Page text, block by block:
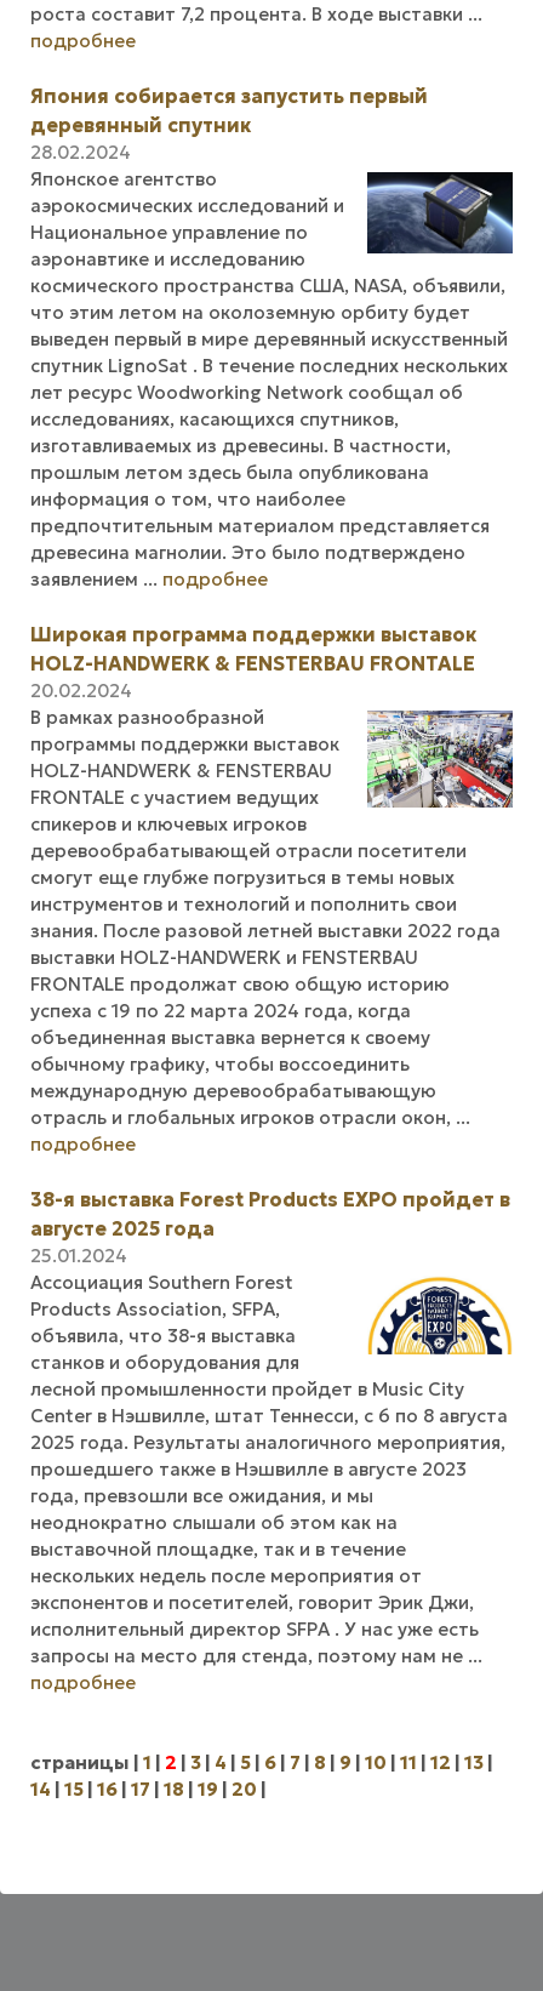
роста составит 7,2 процента. В ходе выставки ...
подробнее
Япония собирается запустить первый
деревянный спутник
28.02.2024
Японское агентство
аэрокосмических исследований и
Национальное управление по
аэронавтике и исследованию
космического пространства США, NASA, объявили,
что этим летом на околоземную орбиту будет
выведен первый в мире деревянный искусственный
спутник LignoSat . В течение последних нескольких
лет ресурс Woodworking Network сообщал об
исследованиях, касающихся спутников,
изготавливаемых из древесины. В частности,
прошлым летом здесь была опубликована
информация о том, что наиболее
предпочтительным материалом представляется
древесина магнолии. Это было подтверждено
заявлением ... подробнее
Широкая программа поддержки выставок
HOLZ-HANDWERK & FENSTERBAU FRONTALE
20.02.2024
В рамках разнообразной
программы поддержки выставок
HOLZ-HANDWERK & FENSTERBAU
FRONTALE с участием ведущих
спикеров и ключевых игроков
деревообрабатывающей отрасли посетители
смогут еще глубже погрузиться в темы новых
инструментов и технологий и пополнить свои
знания. После разовой летней выставки 2022 года
выставки HOLZ-HANDWERK и FENSTERBAU
FRONTALE продолжат свою общую историю
успеха с 19 по 22 марта 2024 года, когда
объединенная выставка вернется к своему
обычному графику, чтобы воссоединить
международную деревообрабатывающую
отрасль и глобальных игроков отрасли окон, ...
подробнее
38-я выставка Forest Products EXPO пройдет в
августе 2025 года
25.01.2024
Ассоциация Southern Forest
Products Association, SFPA,
объявила, что 38-я выставка
станков и оборудования для
лесной промышленности пройдет в Music City
Center в Нэшвилле, штат Теннесси, с 6 по 8 августа
2025 года. Результаты аналогичного мероприятия,
прошедшего также в Нэшвилле в августе 2023
года, превзошли все ожидания, и мы
неоднократно слышали об этом как на
выставочной площадке, так и в течение
нескольких недель после мероприятия от
экспонентов и посетителей, говорит Эрик Джи,
исполнительный директор SFPA . У нас уже есть
запросы на место для стенда, поэтому нам не ...
подробнее
страницы | 1 | 2 | 3 | 4 | 5 | 6 | 7 | 8 | 9 | 10 | 11 | 12 | 13 |
14 | 15 | 16 | 17 | 18 | 19 | 20 |